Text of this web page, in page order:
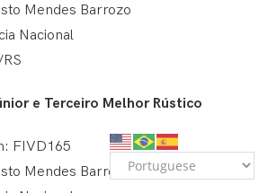
Mendes Barrozo
Nacional
e Terceiro Melhor Rústico
FIVD165
Mendes Barrozo